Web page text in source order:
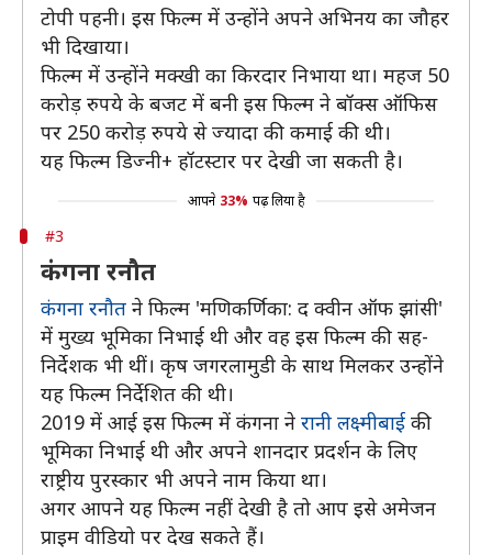
टोपी पहनी। इस फिल्म में उन्होंने अपने अभिनय का जौहर
भी दिखाया।
फिल्म में उन्होंने मक्खी का किरदार निभाया था। महज 50
करोड़ रुपये के बजट में बनी इस फिल्म ने बॉक्स ऑफिस
पर 250 करोड़ रुपये से ज्यादा की कमाई की थी।
यह फिल्म डिज्नी+ हॉटस्टार पर देखी जा सकती है।
आपने 33% पढ़ लिया है
#3
कंगना रनौत
कंगना रनौत ने फिल्म 'मणिकर्णिका: द क्वीन ऑफ झांसी'
में मुख्य भूमिका निभाई थी और वह इस फिल्म की सह-
निर्देशक भी थीं। कृष जगरलामुडी के साथ मिलकर उन्होंने
यह फिल्म निर्देशित की थी।
2019 में आई इस फिल्म में कंगना ने रानी लक्ष्मीबाई की
भूमिका निभाई थी और अपने शानदार प्रदर्शन के लिए
राष्ट्रीय पुरस्कार भी अपने नाम किया था।
अगर आपने यह फिल्म नहीं देखी है तो आप इसे अमेजन
प्राइम वीडियो पर देख सकते हैं।